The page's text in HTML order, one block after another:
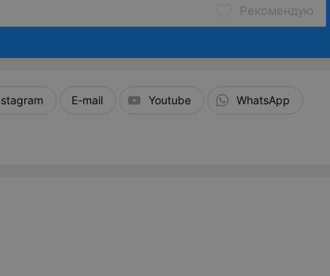
Рекомендую
E-mail Youtube WhatsApp